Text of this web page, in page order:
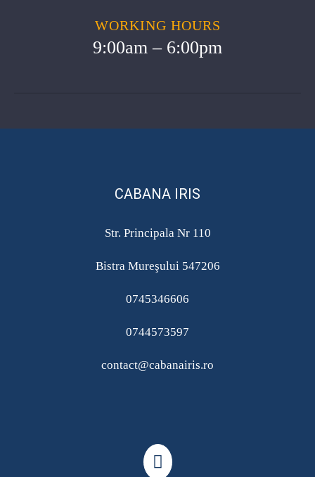
WORKING HOURS
9:00am – 6:00pm
CABANA IRIS
Str. Principala Nr 110
Bistra Mureşului 547206
0745346606
0744573597
contact@cabanairis.ro